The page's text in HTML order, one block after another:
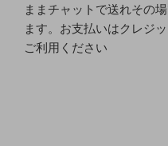
ままチャットで送れその
ます。お支払いはクレジ
ご利用ください